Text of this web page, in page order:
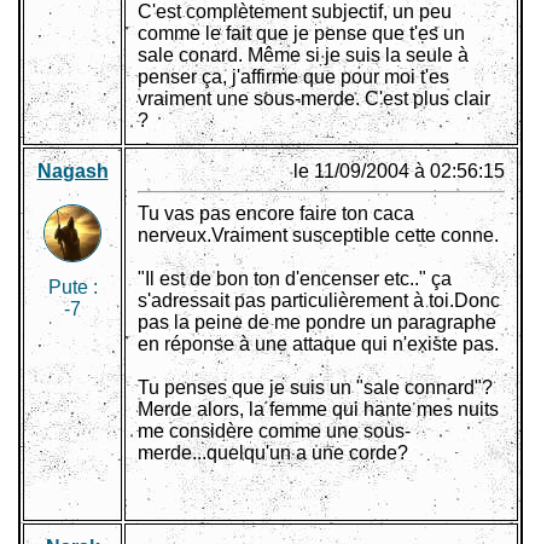
C'est complètement subjectif, un peu
comme le fait que je pense que t'es un
sale conard. Même si je suis la seule à
penser ça, j'affirme que pour moi t'es
vraiment une sous-merde. C'est plus clair
?
Nagash
Pute :
-7
le 11/09/2004 à 02:56:15
Tu vas pas encore faire ton caca
nerveux.Vraiment susceptible cette conne.
"Il est de bon ton d'encenser etc.." ça
s'adressait pas particulièrement à toi.Donc
pas la peine de me pondre un paragraphe
en réponse à une attaque qui n'existe pas.
Tu penses que je suis un "sale connard"?
Merde alors, la femme qui hante mes nuits
me considère comme une sous-
merde...quelqu'un a une corde?